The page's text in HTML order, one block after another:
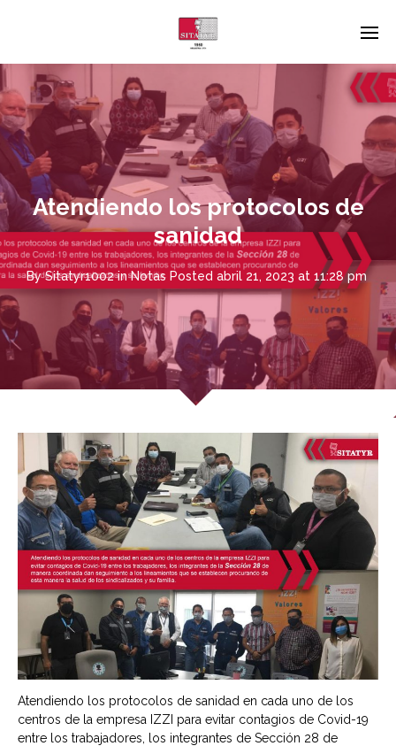
Atendiendo los protocolos de
sanidad
By Sitatyr1002 in Notas Posted abril 21, 2023 at 11:28 pm
Atendiendo los protocolos de sanidad en cada uno de los
centros de la empresa IZZI para evitar contagios de Covid-19
entre los trabajadores, los integrantes de Sección 28 de